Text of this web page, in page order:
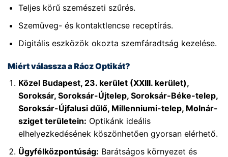
Teljes körű szemészeti szűrés.
Szemüveg- és kontaktlencse receptírás.
Digitális eszközök okozta szemfáradtság kezelése.
Miért válassza a Rácz Optikát?
Közel Budapest, 23. kerület (XXIII. kerület),
Soroksár, Soroksár-Újtelep, Soroksár-Béke-telep,
Soroksár-Újfalusi dűlő, Millenniumi-telep, Molnár-
sziget területein: Optikánk ideális
elhelyezkedésének köszönhetően gyorsan elérhető.
Ügyfélközpontúság: Barátságos környezet és